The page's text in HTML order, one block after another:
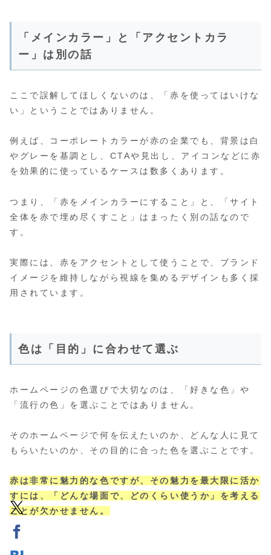
「メインカラー」と「アクセントカラ
ー」は別の話
ここで誤解してほしくないのは、「赤を使ってはいけな
い」ということではありません。
例えば、コーポレートカラーが赤の企業でも、背景は白
やグレーを基調とし、CTAや見出し、アイコンなどに赤
を効果的に使っているケースは数多くあります。
つまり、「赤をメインカラーにすること」と、「サイト
全体を赤で埋め尽くすこと」はまったく別の話なので
す。
実際には、赤をアクセントとして使うことで、ブランド
イメージを維持しながら視線を集めるデザインも多く採
用されています。
色は「目的」に合わせて選ぶ
ホームページの色選びで大切なのは、「好きな色」や
「流行の色」を選ぶことではありません。
そのホームページで何を伝えたいのか、どんな人に見て
もらいたいのか、その目的に合った色を選ぶことです。
赤は非常に魅力的な色ですが、その魅力を最大限に活か
すには、「どんな場面で、どのくらい使うか」を考える
ことが欠かせません。